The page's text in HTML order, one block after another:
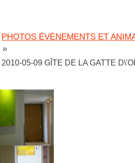
PHOTOS ÉVÈNEMENTS ET
»
2010-05-09 GÎTE DE LA GATTE